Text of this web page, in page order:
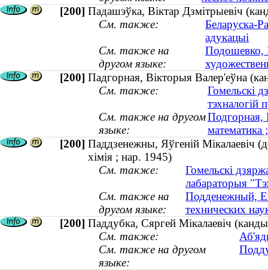
[200] Падашэўка, Віктар Дзмітрыевіч
См. также:
Беларуска-
адукацыі
См. также на
другом языке:
Подошевко,
[200] Падгорная, Вікторыя Валер'еўна
См. также:
Гомельскі
тэхналогій
См. также на другом
языке:
Подгорная,
математика
[200] Паддзенежны, Яўгеній Мікалаевіч
хімія ; нар. 1945)
См. также:
Гомельскі
лабараторыя
См. также на
другом языке:
Подденежный,
технических
[200] Паддубка, Сяргей Мікалаевіч
См. также:
См. также на другом
языке: